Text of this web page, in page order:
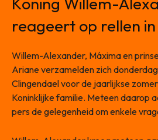
reageert op rellen
Willem-Alexander, Máxima en
Ariane verzamelden zich
Clingendael voor de jaarlijkse
Koninklijke familie. Meteen daarop
pers de gelegenheid om enkele